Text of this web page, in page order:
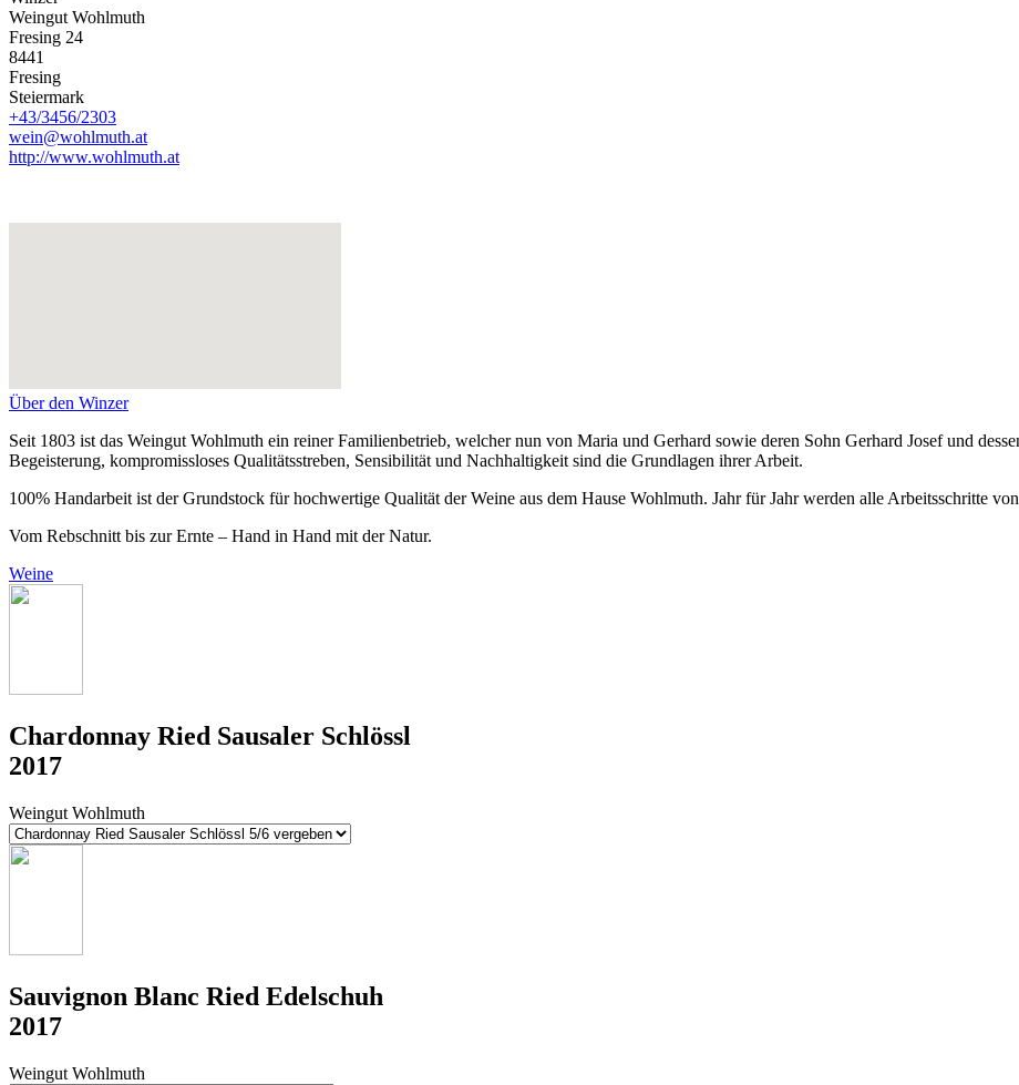
Weingut Wohlmuth
Fresing 24
8441
Fresing
Steiermark
+43/3456/2303
wein@wohlmuth.at
http://www.wohlmuth.at
Über den Winzer
Seit 1803 ist das Weingut Wohlmuth ein reiner Familienbetrieb, welcher nun von Maria und Gerhard sowie deren Sohn Gerhard Josef und
Begeisterung, kompromissloses Qualitätsstreben, Sensibilität und Nachhaltigkeit sind die Grundlagen ihrer Arbeit.
100% Handarbeit ist der Grundstock für hochwertige Qualität der Weine aus dem Hause Wohlmuth. Jahr für Jahr werden alle Arbeitsschritte
Vom Rebschnitt bis zur Ernte – Hand in Hand mit der Natur.
Weine
Chardonnay Ried Sausaler Schlössl
2017
Weingut Wohlmuth
Sauvignon Blanc Ried Edelschuh
2017
Weingut Wohlmuth